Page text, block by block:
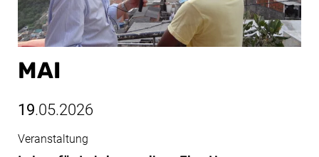
MAI
19.05.2026
Veranstaltung